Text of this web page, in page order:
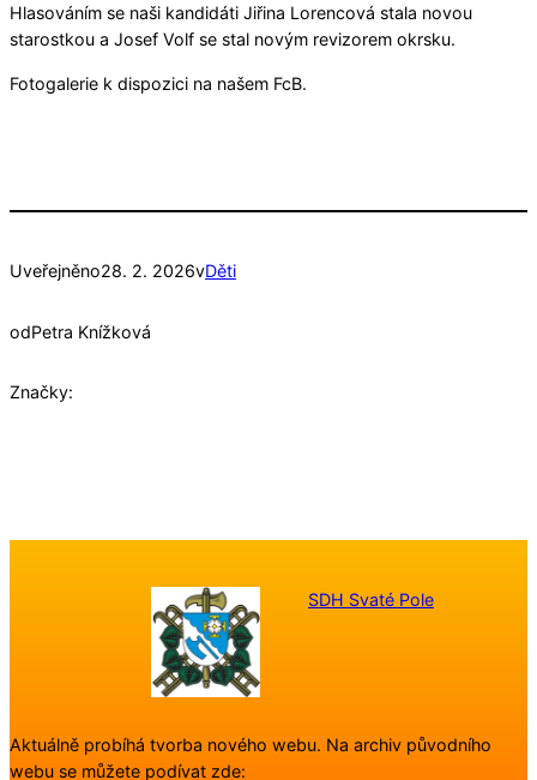
Hlasováním se naši kandidáti Jiřina Lorencová stala novou
starostkou a Josef Volf se stal novým revizorem okrsku.
Fotogalerie k dispozici na našem FcB.
Uveřejněno28. 2. 2026vDěti
odPetra Knížková
Značky:
SDH Svaté Pole
Aktuálně probíhá tvorba nového webu. Na archiv původního
webu se můžete podívat zde: